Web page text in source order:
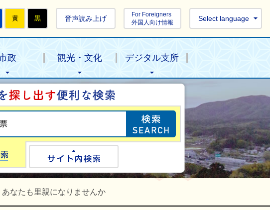
黄 黒 音声読み上げ
For Foreigners
外国人向け情報
Select language
政 観光・文化 デジタル支所
目的の情報を探
Google検索
あなたも里親になりませんか